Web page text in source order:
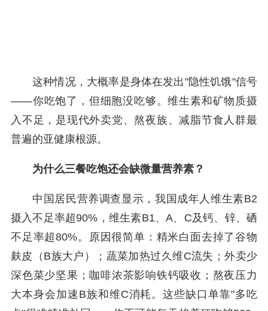
这种情况，大概率是身体在发出"隐性饥饿"信号
——你吃饱了，但细胞没吃够。维生素和矿物质摄
入不足，是现代外卖党、熬夜族、减脂节食人群最
普遍的亚健康根源。
为什么三餐吃饱还会缺微量营养素？
中国居民营养调查显示，我国成年人维生素B2
摄入不足率超90%，维生素B1、A、C及钙、锌、硒
不足率超80%。原因很简单：精米白面去掉了谷物
麸皮（B族大户）；蔬菜加热过久维C流失；外卖少
深色菜少坚果；咖啡浓茶影响铁钙吸收；熬夜压力
大本身会加速B族和维C消耗。这些缺口单靠"多吃